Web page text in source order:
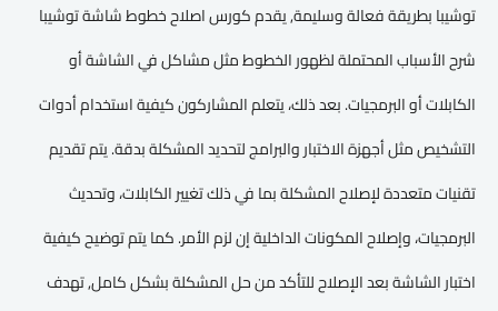
توشيبا بطريقة فعالة وسليمة, يقدم كورس اصلاح خطوط شاشة توشيبا
شرح الأسباب المحتملة لظهور الخطوط مثل مشاكل في الشاشة أو
الكابلات أو البرمجيات. بعد ذلك، يتعلم المشاركون كيفية استخدام أدوات
التشخيص مثل أجهزة الاختبار والبرامج لتحديد المشكلة بدقة. يتم تقديم
تقنيات متعددة لإصلاح المشكلة بما في ذلك تغيير الكابلات، وتحديث
البرمجيات، وإصلاح المكونات الداخلية إن لزم الأمر. كما يتم توضيح كيفية
اختبار الشاشة بعد الإصلاح للتأكد من حل المشكلة بشكل كامل, تهدف